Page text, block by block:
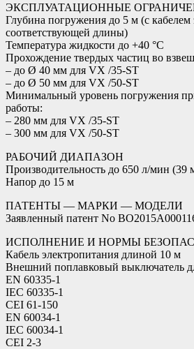
ЭКСПЛУАТАЦИОННЫЕ
Глубина погружения до 5 м (с кабелем
соответствующей длины)
Температура жидкости до +40 °C
Прохождение твердых частиц во
– до Ø 40 мм для VX /35-ST
– до Ø 50 мм для VX /50-ST
Минимальный уровень погружения
работы:
– 280 мм для VX /35-ST
– 300 мм для VX /50-ST
РАБОЧИЙ ДИАПАЗОН
Производительность до 650 л/мин (39
Напор до 15 м
ПАТЕНТЫ — МАРКИ — МОДЕЛИ
Заявленный патент No
ИСПОЛНЕНИЕ И НОРМЫ
Кабель электропитания длиной 10 м
Внешний поплавковый выключатель
EN 60335-1
IEC 60335-1
CEI 61-150
EN 60034-1
IEC 60034-1
CEI 2-3